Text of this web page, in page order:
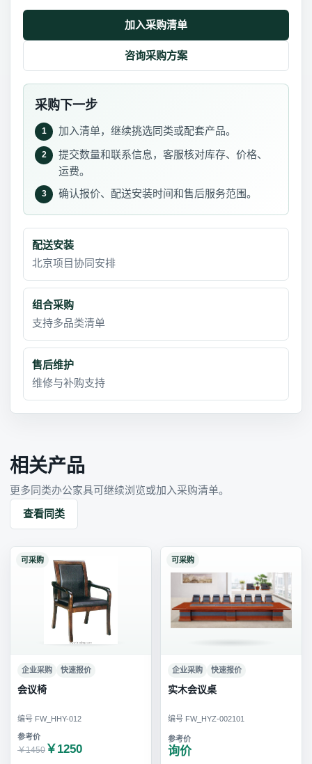
加入采购清单
咨询采购方案
采购下一步
1 加入清单，继续挑选同类或配套产品。
2
提交数量和联系信息，客服核对库存、价格、
运费。
3 确认报价、配送安装时间和售后服务范围。
配送安装
北京项目协同安排
组合采购
支持多品类清单
售后维护
维修与补购支持
相关产品
更多同类办公家具可继续浏览或加入采购清单。
查看同类
可采购
企业采购 快速报价
会议椅
编号 FW_HHY-012
￥1450 ￥1250
可采购
企业采购 快速报价
实木会议桌
编号 FW_HYZ-002101
询价